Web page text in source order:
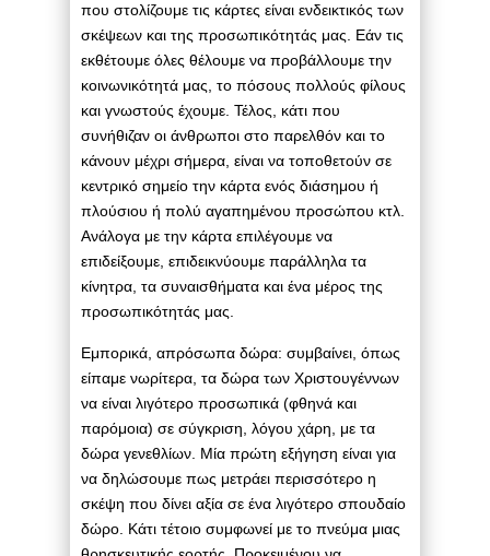
που στολίζουμε τις κάρτες είναι ενδεικτικός των
σκέψεων και της προσωπικότητάς μας. Εάν τις
εκθέτουμε όλες θέλουμε να προβάλλουμε την
κοινωνικότητά μας, το πόσους πολλούς φίλους
και γνωστούς έχουμε. Τέλος, κάτι που
συνήθιζαν οι άνθρωποι στο παρελθόν και το
κάνουν μέχρι σήμερα, είναι να τοποθετούν σε
κεντρικό σημείο την κάρτα ενός διάσημου ή
πλούσιου ή πολύ αγαπημένου προσώπου κτλ.
Ανάλογα με την κάρτα επιλέγουμε να
επιδείξουμε, επιδεικνύουμε παράλληλα τα
κίνητρα, τα συναισθήματα και ένα μέρος της
προσωπικότητάς μας.
Εμπορικά, απρόσωπα δώρα: συμβαίνει, όπως
είπαμε νωρίτερα, τα δώρα των Χριστουγέννων
να είναι λιγότερο προσωπικά (φθηνά και
παρόμοια) σε σύγκριση, λόγου χάρη, με τα
δώρα γενεθλίων. Μία πρώτη εξήγηση είναι για
να δηλώσουμε πως μετράει περισσότερο η
σκέψη που δίνει αξία σε ένα λιγότερο σπουδαίο
δώρο. Κάτι τέτοιο συμφωνεί με το πνεύμα μιας